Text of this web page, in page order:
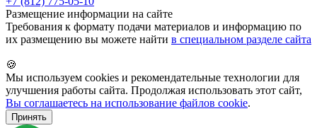
Размещение информации на сайте
Требования к формату подачи материалов и информацию по
их размещению вы можете найти в специальном разделе сайта
🍪
Мы используем cookies и рекомендательные технологии для
улучшения работы сайта. Продолжая использовать этот сайт,
Вы соглашаетесь на использование файлов cookie.
Принять